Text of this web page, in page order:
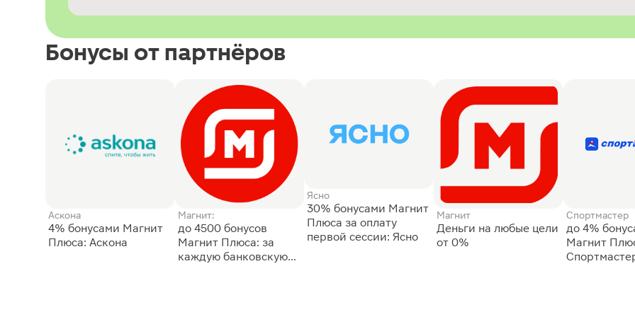
Бонусы от партнёров
Аскона
4% бонусами Магнит
Плюса: Аскона
Магнит:
до 4500 бонусов
Магнит Плюса: за
каждую банковскую
Ясно
30% бонусами Магнит
Плюса за оплату
первой сессии: Ясно
Магнит
Деньги на любые цели
от 0%
Спортмастер
до 4%
Магнит